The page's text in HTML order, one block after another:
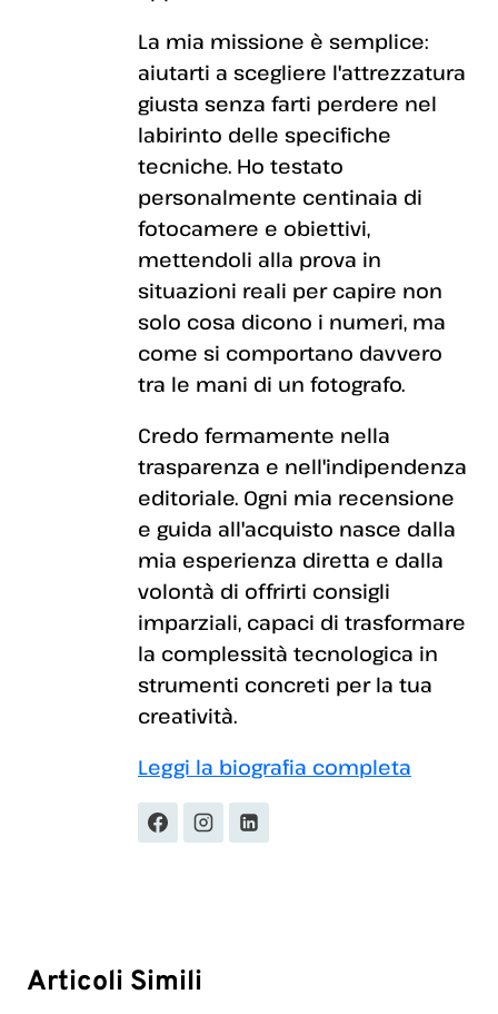
La mia missione è semplice:
aiutarti a scegliere l'attrezzatura
giusta senza farti perdere nel
labirinto delle specifiche
tecniche. Ho testato
personalmente centinaia di
fotocamere e obiettivi,
mettendoli alla prova in
situazioni reali per capire non
solo cosa dicono i numeri, ma
come si comportano davvero
tra le mani di un fotografo.
Credo fermamente nella
trasparenza e nell'indipendenza
editoriale. Ogni mia recensione
e guida all'acquisto nasce dalla
mia esperienza diretta e dalla
volontà di offrirti consigli
imparziali, capaci di trasformare
la complessità tecnologica in
strumenti concreti per la tua
creatività.
Leggi la biografia completa
Articoli Simili